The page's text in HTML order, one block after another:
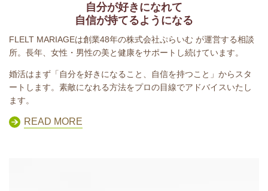
自分が好きになれて
自信が持てるようになる
FLELT MARIAGEは創業48年の株式会社ぷらいむ が運営する相談
所。長年、女性・男性の美と健康をサポートし続けています。
婚活はまず「自分を好きになること、自信を持つこと」からスタ
ートします。素敵になれる方法をプロの目線でアドバイスいたし
ます。
READ MORE